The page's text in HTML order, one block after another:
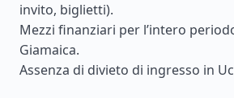
invito, biglietti).
Mezzi finanziari per l’intero
Giamaica.
Assenza di divieto di ingresso in